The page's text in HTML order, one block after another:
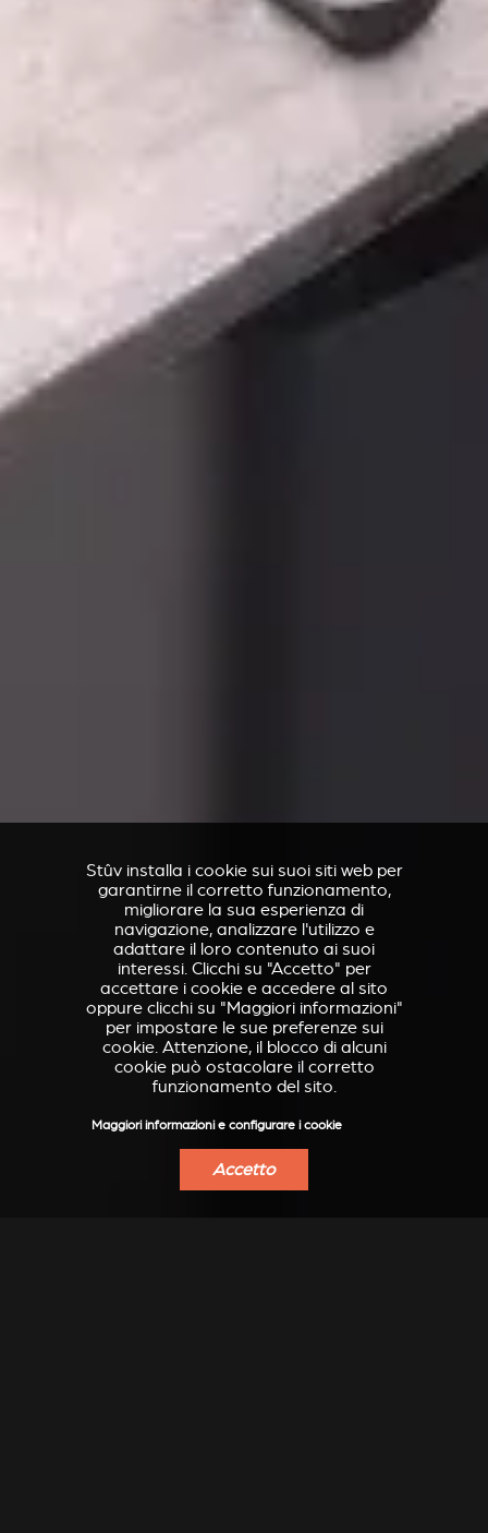
Stûv installa i cookie sui suoi siti web per
garantirne il corretto funzionamento,
migliorare la sua esperienza di
navigazione, analizzare l'utilizzo e
adattare il loro contenuto ai suoi
interessi. Clicchi su "Accetto" per
accettare i cookie e accedere al sito
oppure clicchi su "Maggiori informazioni"
per impostare le sue preferenze sui
cookie. Attenzione, il blocco di alcuni
cookie può ostacolare il corretto
funzionamento del sito.
Maggiori informazioni e configurare i cookie
Accetto